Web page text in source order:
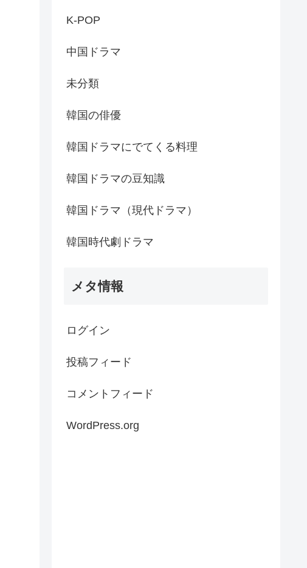
K-POP
中国ドラマ
未分類
韓国の俳優
韓国ドラマにでてくる料理
韓国ドラマの豆知識
韓国ドラマ（現代ドラマ）
韓国時代劇ドラマ
メタ情報
ログイン
投稿フィード
コメントフィード
WordPress.org